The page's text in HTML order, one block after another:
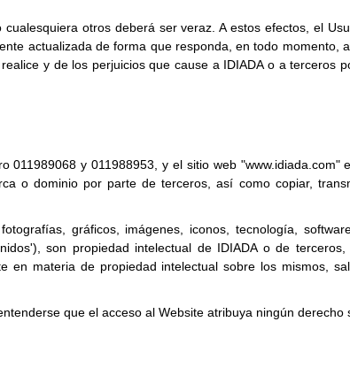
otros deberá ser veraz. A estos efectos, el
actualizada de forma que responda, en todo momento,
y de los perjuicios que cause a IDIADA o a terceros
y 011988953, y el sitio web "www.idiada.com"
o dominio por parte de terceros, así como copiar,
gráficos, imágenes, iconos, tecnología,
son propiedad intelectual de IDIADA o de
en materia de propiedad intelectual sobre los mismos,
que el acceso al Website atribuya ningún derecho